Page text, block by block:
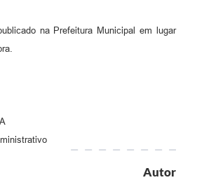
na Prefeitura Municipal em lugar
Autor